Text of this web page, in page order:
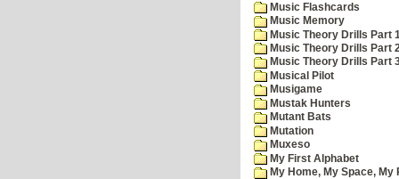
Music Flashcards
Music Memory
Music Theory Drills Part
Music Theory Drills Part
Music Theory Drills Part
Musical Pilot
Musigame
Mustak Hunters
Mutant Bats
Mutation
Muxeso
My First Alphabet
My Home, My Space, My